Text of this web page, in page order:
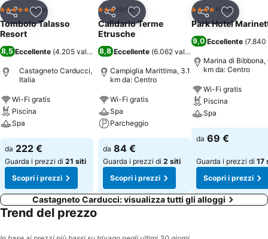
spiaggia, mentre l’arenile dorato di San Vincenzo si raggiunge con
l’auto in 13 minuti. La località di Vada e il suo premiato mare
cristallino dista 28 km dalla struttura.
CondividiAggiungi ai preferiti
5 Stelle Hotel
Tombolo Talasso
Resort
8,5 Eccellente (4.205 valutazioni)
Castagneto Carducci,
Italia
Wi-Fi gratis
Piscina
Spa
da 222 €
Guarda i prezzi di 21 siti
Scopri i prezzi
CondividiAggiungi ai preferiti
3 StelleHotel
Calidario Terme
Etrusche
8,8 Eccellente (6.062 valutazioni
Campiglia Marittima, 3.1
km da: Centro
Wi-Fi gratis
Spa
Parcheggio
da 84 €
Guarda i prezzi di 2 siti
Scopri i prezzi
Condividi
4 StelleHotel
Park Hotel
9,0 Eccellente (
Marina di Bibbona,
km da: Centro
Wi-Fi gratis
Piscina
Spa
da 69 €
Guarda i prezzi di 17
Scopri i prezzi
Castagneto Carducci: visualizza tutti gli alloggi
Trend del prezzo